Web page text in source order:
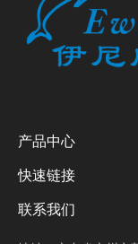
产品中心
快速链接
联系我们